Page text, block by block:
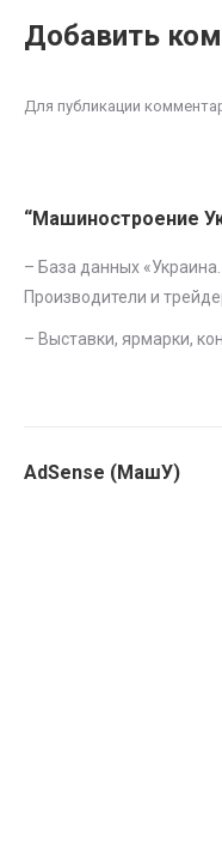
Добавить
Для публикации
“Машиностроение
– База данных «
Производители и
– Выставки, ярмарки,
AdSense (МашУ)